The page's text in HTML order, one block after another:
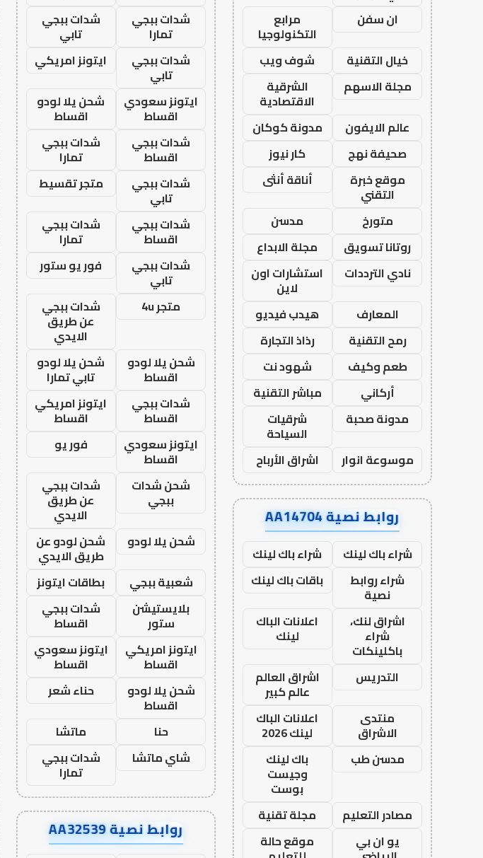
ان سفن
مرابع
التكنولوجيا
خيال التقنية
شوف ويب
مجلة الاسهم
الشرقية
الاقتصادية
عالم الايفون
مدونة كوكان
صحيفة نهج
كار نيوز
موقع خبرة
التقني
أناقة أنثى
متورخ
مدسن
روتانا تسويق
مجلة الابداع
نادي الترددات
استشارات اون
لاين
المعارف
هيدب فيديو
رمح التقنية
رذاذ التجارة
طعم وكيف
شهود نت
أركاني
مباشر التقنية
مدونة صحبة
شرقيات
السياحة
موسوعة انوار
اشراق الأرباح
روابط نصية AA14704
شراء باك لينك
شراء باك لينك
شراء روابط
نصية
باقات باك لينك
اشراق لنك،
شراء
باكلينكات
اعلانات الباك
لينك
التدريس
اشراق العالم
عالم كبير
منتدى
الاشراق
اعلانات الباك
لينك 2026
مدسن طب
باك لينك
وجيست
بوست
مصادر التعليم
مجلة تقنية
يو ان بي
موقع حالة
شدات ببجي
تمارا
شدات ببجي
تابي
شدات ببجي
تابي
ايتونز امريكي
ايتونز سعودي
اقساط
شحن يلا لودو
اقساط
شدات ببجي
اقساط
شدات ببجي
تمارا
شدات ببجي
تابي
متجر تقسيط
شدات ببجي
اقساط
شدات ببجي
تمارا
شدات ببجي
تابي
فور يو ستور
متجر 4u
شدات ببجي
عن طريق
الايدي
شحن يلا لودو
اقساط
شحن يلا لودو
تابي تمارا
شدات ببجي
اقساط
ايتونز امريكي
اقساط
ايتونز سعودي
اقساط
فور يو
شحن شدات
ببجي
شدات ببجي
عن طريق
الايدي
شحن يلا لودو
شحن لودو عن
طريق الايدي
شعبية ببجي
بطاقات ايتونز
بلايستيشن
ستور
شدات ببجي
اقساط
ايتونز امريكي
اقساط
ايتونز سعودي
اقساط
شحن يلا لودو
اقساط
حناء شعر
حنا
ماتشا
شاي ماتشا
شدات ببجي
تمارا
روابط نصية AA32539